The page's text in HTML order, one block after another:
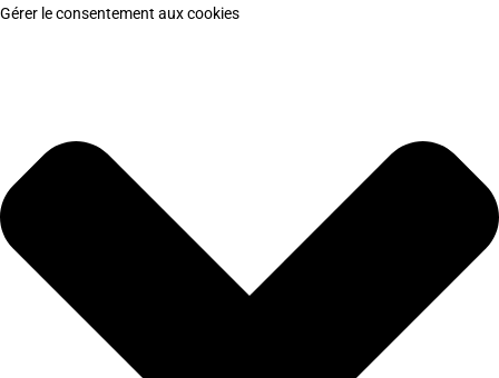
Gérer le consentement aux cookies